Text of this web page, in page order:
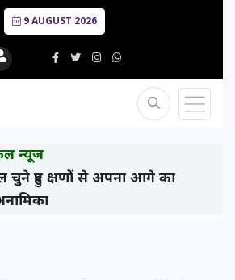
9 AUGUST 2026
न्यूज
चुने हुए क्षणों से अपना आगे का